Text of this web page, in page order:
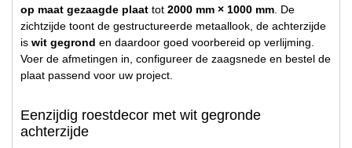
op maat gezaagde plaat tot 2000 mm × 1000 mm . De
zichtzijde toont de gestructureerde metaallook, de achterzijde
is wit gegrond en daardoor goed voorbereid op verlijming.
Voer de afmetingen in, configureer de zaagsnede en bestel de
plaat passend voor uw project.
Eenzijdig roestdecor met wit gegronde
achterzijde